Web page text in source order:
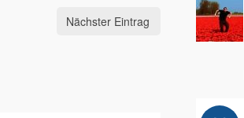
Nächster Eintrag